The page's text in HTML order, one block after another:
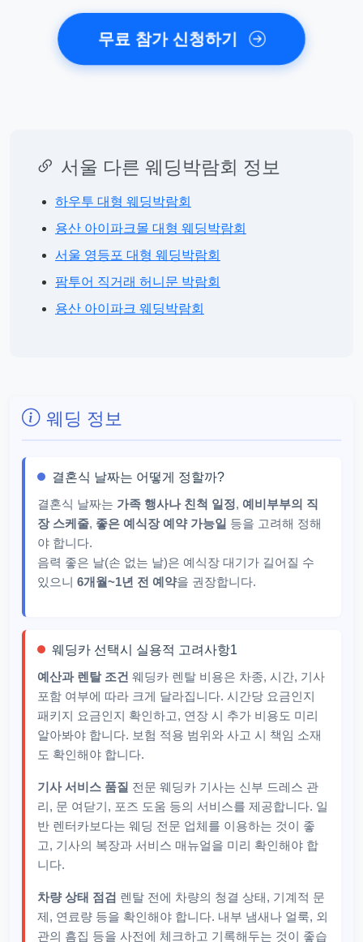
무료 참가 신청하기
서울 다른 웨딩박람회 정보
하우투 대형 웨딩박람회
용산 아이파크몰 대형 웨딩박람회
서울 영등포 대형 웨딩박람회
팜투어 직거래 허니문 박람회
용산 아이파크 웨딩박람회
웨딩 정보
결혼식 날짜는 어떻게 정할까?
결혼식 날짜는 가족 행사나 친척 일정, 예비부부의 직
장 스케줄, 좋은 예식장 예약 가능일 등을 고려해 정해
야 합니다.
음력 좋은 날(손 없는 날)은 예식장 대기가 길어질 수
있으니 6개월~1년 전 예약을 권장합니다.
웨딩카 선택시 실용적 고려사항1
예산과 렌탈 조건 웨딩카 렌탈 비용은 차종, 시간, 기사
포함 여부에 따라 크게 달라집니다. 시간당 요금인지
패키지 요금인지 확인하고, 연장 시 추가 비용도 미리
알아봐야 합니다. 보험 적용 범위와 사고 시 책임 소재
도 확인해야 합니다.
기사 서비스 품질 전문 웨딩카 기사는 신부 드레스 관
리, 문 여닫기, 포즈 도움 등의 서비스를 제공합니다. 일
반 렌터카보다는 웨딩 전문 업체를 이용하는 것이 좋
고, 기사의 복장과 서비스 매뉴얼을 미리 확인해야 합
니다.
차량 상태 점검 렌탈 전에 차량의 청결 상태, 기계적 문
제, 연료량 등을 확인해야 합니다. 내부 냄새나 얼룩, 외
관의 흠집 등을 사전에 체크하고 기록해두는 것이 좋습